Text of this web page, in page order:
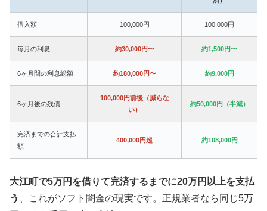
借入額 100,000円 100,000円
毎月の利息 約30,000円〜 約1,500円〜
6ヶ月間の利息総額 約180,000円〜 約9,000円
6ヶ月後の残債
100,000円前後（減らな
い）
約50,000円（半減）
完済までの合計支払
額
400,000円超 約108,000円
大江町で5万円を借りて完済するまでに20万円以上を支払
う
、これがソフト闇金の現実です。正規業者なら同じ5万